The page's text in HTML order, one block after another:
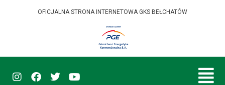
OFICJALNA STRONA INTERNETOWA GKS BEŁCHATÓW